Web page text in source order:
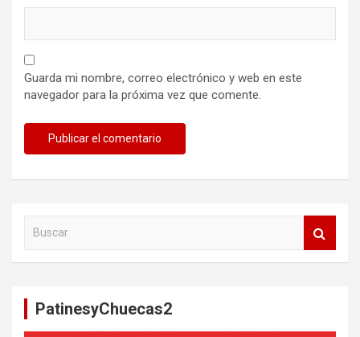
Guarda mi nombre, correo electrónico y web en este
navegador para la próxima vez que comente.
PatinesyChuecas2